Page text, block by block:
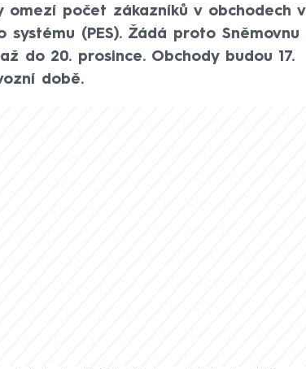
počet zákazníků v obchodech v
(PES). Žádá proto Sněmovnu
do 20. prosince. Obchody budou 17.
době.